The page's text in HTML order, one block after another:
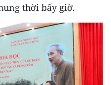
thời bấy giờ.